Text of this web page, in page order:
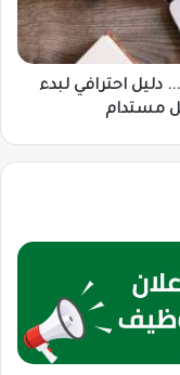
الوظائف عن بُعد في عام 2025.... دليل احترافي لبدء
مستدام